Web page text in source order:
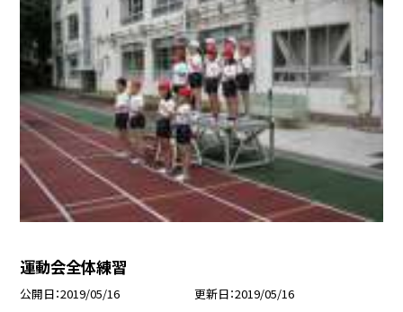
運動会全体練習
公開日 2019/05/16 更新日 2019/05/16